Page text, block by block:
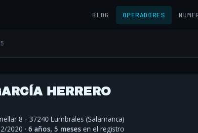
BLOG OPERADORES
HERRERO
8 - 37240 Lumbrales (Salamanca)
2020 · 6 años, 5 meses en el registro